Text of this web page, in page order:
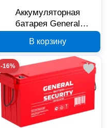
Аккумуляторная
батарея General
55 Ач
В корзину
-16%